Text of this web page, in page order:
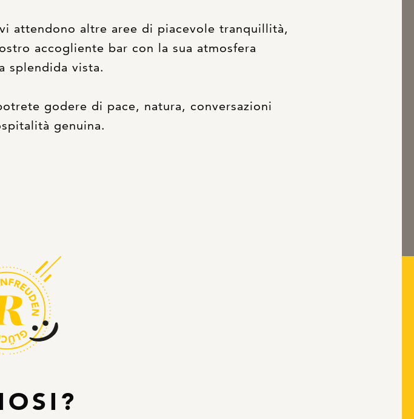
attendono altre aree di piacevole tranquillità,
accogliente bar con la sua atmosfera
splendida vista.
godere di pace, natura, conversazioni
genuina.